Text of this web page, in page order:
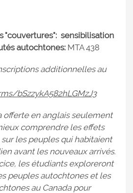
"couvertures": sensibilisation
autochtones: MTA 438
additionnelles au
bSzzykA582hLGMzJ3
offerte en anglais seulement
comprendre les effets
les peuples qui habitaient
avant les nouveaux arrivés.
les étudiants exploreront
peuples autochtones et les
au Canada pour